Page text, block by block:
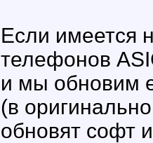
Если имеется
телефонов
и мы обновим
(в
обновят софт